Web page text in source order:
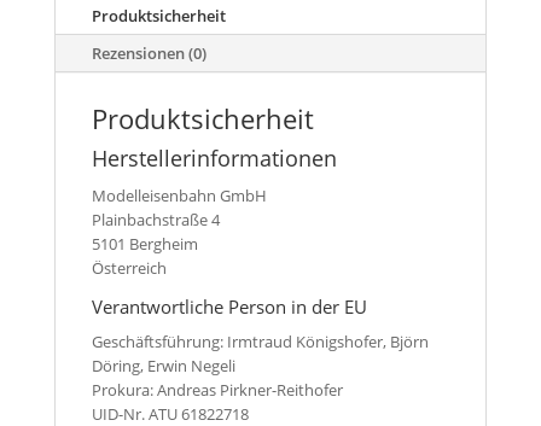
7071
Menge
Produktsicherheit
Rezensionen (0)
Produktsicherheit
Herstellerinformationen
Modelleisenbahn GmbH
Plainbachstraße 4
5101 Bergheim
Österreich
Verantwortliche Person in der EU
Geschäftsführung: Irmtraud Königshofer, Björn
Döring, Erwin Negeli
Prokura: Andreas Pirkner-Reithofer
UID-Nr. ATU 61822718